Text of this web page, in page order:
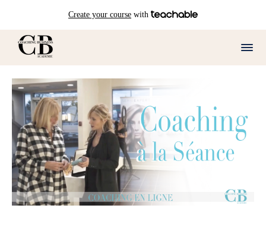
Create your course with